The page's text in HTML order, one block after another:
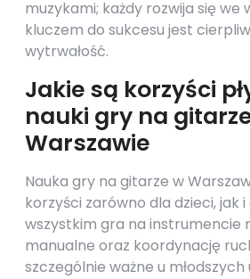
muzykami; każdy rozwija się we
kluczem do sukcesu jest
wytrwałość.
Jakie są korzyści
nauki gry na
Warszawie
Nauka gry na gitarze w
korzyści zarówno dla dzieci, jak i
wszystkim gra na instrumencie
manualne oraz koordynację
szczególnie ważne u